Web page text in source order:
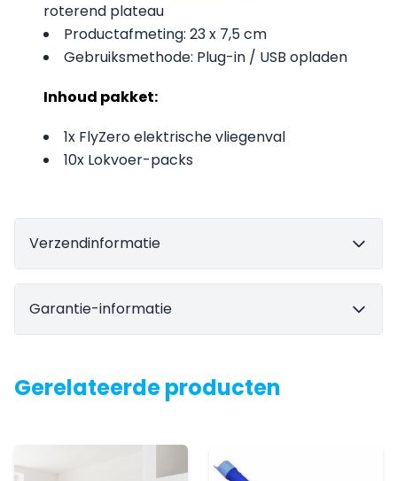
roterend plateau
Productafmeting: 23 x 7,5 cm
Gebruiksmethode: Plug-in / USB opladen
Inhoud pakket:
1x FlyZero elektrische vliegenval
10x Lokvoer-packs
Verzendinformatie
Garantie-informatie
Gerelateerde producten